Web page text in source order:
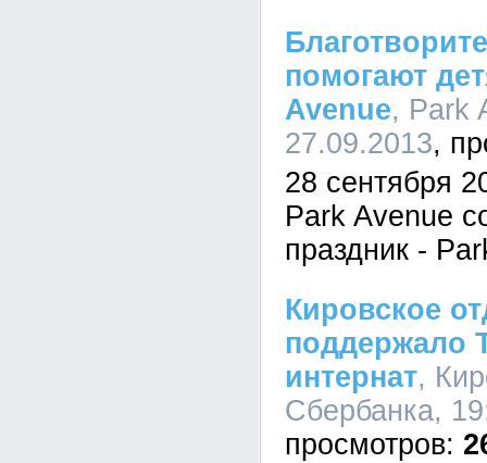
помогают
Avenue, Park
27.09.2013
28 сентября
Park Avenue
праздник -
Кировское
поддержало
интернат,
Сбербанка,